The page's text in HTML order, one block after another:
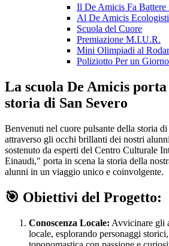
Il De Amicis Fa
Al De Amicis
Scuola del Cuore
Premiazione M.I.U.R.
Mini Olimpiadi al
Poliziotto Per un Giorno
La scuola De Amicis porta
storia di San Severo
Benvenuti nel cuore pulsante della storia
attraverso gli occhi brillanti dei nostri
sostenuto da esperti del Centro Culturale
Einaudi," porta in scena la storia della
alunni in un viaggio unico e coinvolgente.
🎯 Obiettivi del Progetto:
Conoscenza Locale: Avvicinare gli
locale, esplorando personaggi